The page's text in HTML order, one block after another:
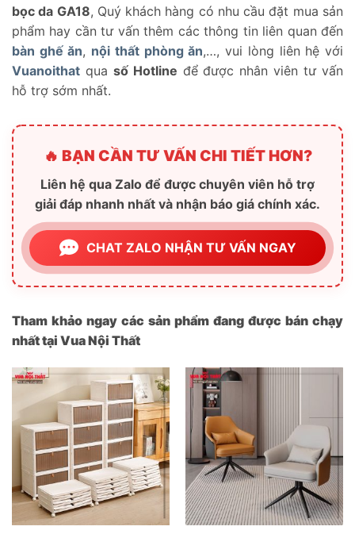
bọc da GA18, Quý khách hàng có nhu cầu đặt mua sản
phẩm hay cần tư vấn thêm các thông tin liên quan đến
bàn ghế ăn, nội thất phòng ăn,…, vui lòng liên hệ với
Vuanoithat qua số Hotline để được nhân viên tư vấn
hỗ trợ sớm nhất.
🔥 BẠN CẦN TƯ VẤN CHI TIẾT HƠN?
Liên hệ qua Zalo để được chuyên viên hỗ trợ
giải đáp nhanh nhất và nhận báo giá chính xác.
CHAT ZALO NHẬN TƯ VẤN NGAY
Tham khảo ngay các sản phẩm đang được bán chạy
nhất tại Vua Nội Thất